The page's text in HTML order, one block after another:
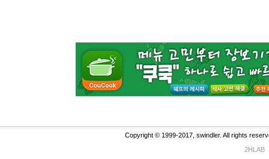
Copyright © 1999-2017, swindler. All rights
2HLAB